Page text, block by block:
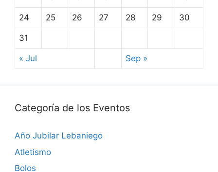
24 25 26 27 28 29 30
31
« Jul Sep »
Categoría de los Eventos
Año Jubilar Lebaniego
Atletismo
Bolos